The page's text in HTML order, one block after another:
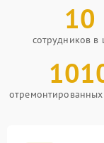
10
сотрудников в
отремонтированных